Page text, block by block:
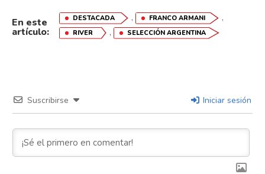
En este
artículo:
DESTACADA , FRANCO ARMANI ,
RIVER , SELECCIÓN ARGENTINA
Suscribirse Iniciar sesión
Flipboard
Reddit